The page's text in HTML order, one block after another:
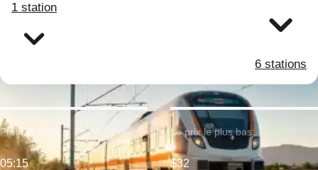
1 station
6 stations
Premier train:
05:15
Le prix le plus bas:
$32